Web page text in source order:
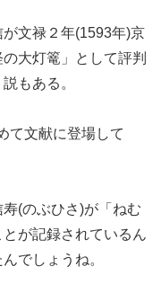
文禄２年(1593年)京
大灯篭」として評判
もある。
て文献に登場して
(のぶひさ)が「ねむ
が記録されているん
でしょうね。